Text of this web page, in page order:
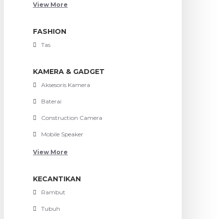
View More
FASHION
Tas
KAMERA & GADGET
Aksesoris Kamera
Baterai
Construction Camera
Mobile Speaker
View More
KECANTIKAN
Rambut
Tubuh